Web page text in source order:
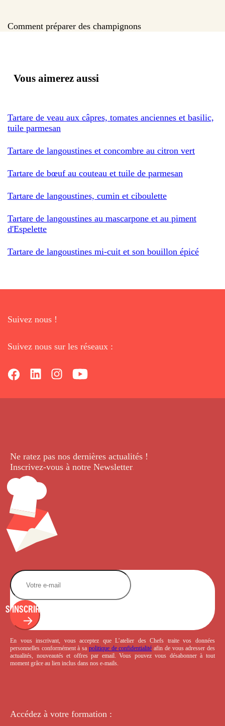
Comment préparer des champignons
Vous aimerez aussi
Tartare de veau aux câpres, tomates anciennes et basilic,
tuile parmesan
Tartare de langoustines et concombre au citron vert
Tartare de bœuf au couteau et tuile de parmesan
Tartare de langoustines, cumin et ciboulette
Tartare de langoustines au mascarpone et au piment
d'Espelette
Tartare de langoustines mi-cuit et son bouillon épicé
Suivez nous !
Suivez nous sur les réseaux :
Ne ratez pas nos dernières actualités !
Inscrivez-vous à notre Newsletter.
S'INSCRIRE
En vous inscrivant, vous acceptez que L’atelier des Chefs traite vos données
personnelles conformément à sa politique de confidentialité afin de vous adresser des
actualités, nouveautés et offres par email. Vous pouvez vous désabonner à tout
moment grâce au lien inclus dans nos e-mails.
Accédez à votre formation :